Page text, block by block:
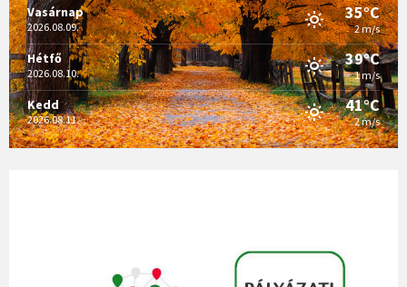
Vasárnap
2026.08.09.
35°C
2 m/s
Hétfő
2026.08.10.
39°C
1 m/s
Kedd
2026.08.11.
41°C
2 m/s